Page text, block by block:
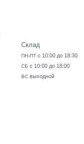
Склад
ПН-ПТ с 10:00 до 18:30
СБ с 10:00 до 18:00
ВС выходной